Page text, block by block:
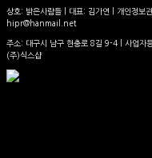
상호: 밝은사람들 | 대표: 김가연 | 개인정
hipr@hanmail.net
주소: 대구시 남구 현충로 8길 9-4 | 사업자
(주)식스샵